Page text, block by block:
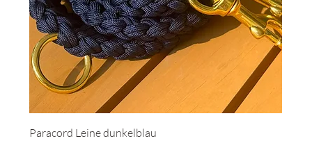
Paracord Leine dunkelblau